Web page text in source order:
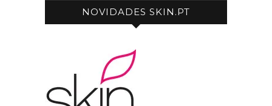
NOVIDADES SKIN.PT